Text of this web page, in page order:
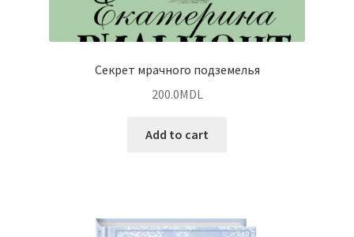
Секрет мрачного подземелья
200.0MDL
Add to cart